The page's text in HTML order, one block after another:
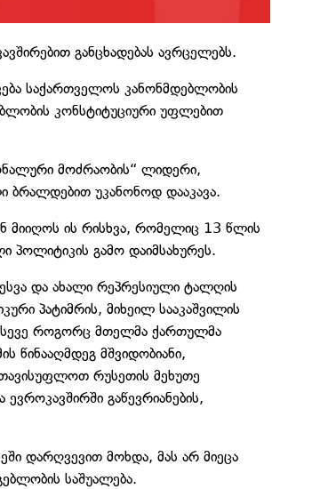
განცხადებას ავრცელებს.
საქართველოს კანონმდებლობის
კონსტიტუციური უფლებით
მოძრაობის“ ლიდერი,
ბრალდებით უკანონოდ დააკავა.
მიიღოს ის რისხვა, რომელიც 13 წლის
პოლიტიკის გამო დაიმსახურეს.
და ახალი რეპრესიული ტალღის
პატიმრის, მიხეილ სააკაშვილის
როგორც მთელმა ქართულმა
წინააღმდეგ მშვიდობიანი,
რუსეთის მეხუთე
ევროკავშირში გაწევრიანების,
დარღვევით მოხდა, მას არ მიეცა
საშუალება.